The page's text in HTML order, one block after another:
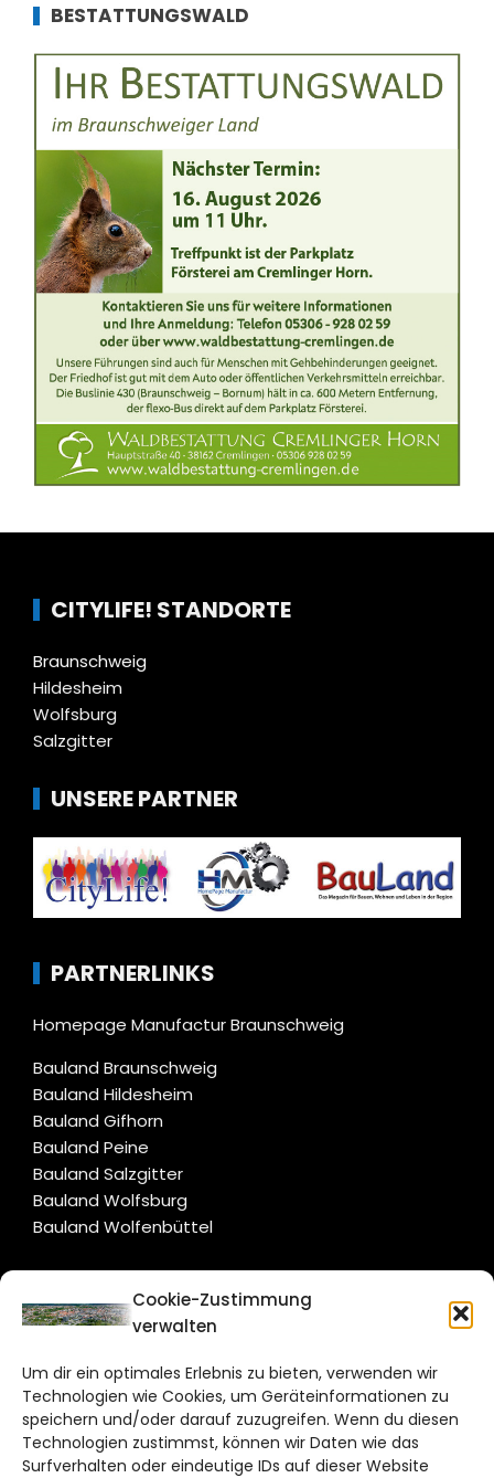
Cookie-Zustimmung
verwalten
Um dir ein optimales Erlebnis zu bieten, verwenden wir
Technologien wie Cookies, um Geräteinformationen zu
speichern und/oder darauf zuzugreifen. Wenn du diesen
Technologien zustimmst, können wir Daten wie das
Surfverhalten oder eindeutige IDs auf dieser Website
BESTATTUNGSWALD
CITYLIFE! STANDORTE
Braunschweig
Hildesheim
Wolfsburg
Salzgitter
UNSERE PARTNER
PARTNERLINKS
Homepage Manufactur Braunschweig
Bauland Braunschweig
Bauland Hildesheim
Bauland Gifhorn
Bauland Peine
Bauland Salzgitter
Bauland Wolfsburg
Bauland Wolfenbüttel
CITYLIFE!
Bruchtorwall 12
38100 Braunschweig
Telefon: 0531 387220 – 65